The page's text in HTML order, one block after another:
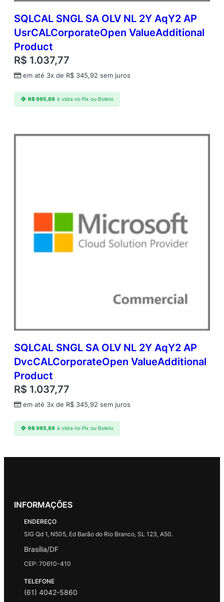
SQLCAL SNGL SA OLV NL 2Y AqY2 AP
UsrCALCorporateOpen ValueAdditional
Product
R$ 1.037,77
em até 3x de R$ 345,92 sem juros
R$985,88 à vista no Pix ou Boleto
SQLCAL SNGL SA OLV NL 2Y AqY2 AP
DvcCALCorporateOpen ValueAdditional
Product
R$ 1.037,77
em até 3x de R$ 345,92 sem juros
R$985,88 à vista no Pix ou Boleto
INFORMAÇÕES
ENDEREÇO
SIG Qd 1, N505, Ed Barão do Rio Branco, SL 123, A50.
Brasília/DF
CEP: 70610-410
TELEFONE
(61) 4042-5860